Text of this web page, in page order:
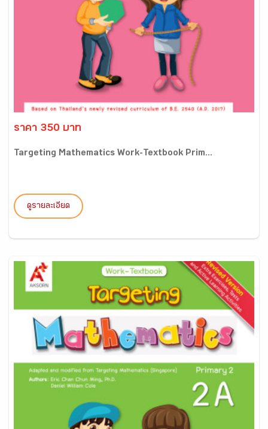
ราคา 350 บาท
Targeting Mathematics Work-Textbook Prim...
ดูรายละเอียด